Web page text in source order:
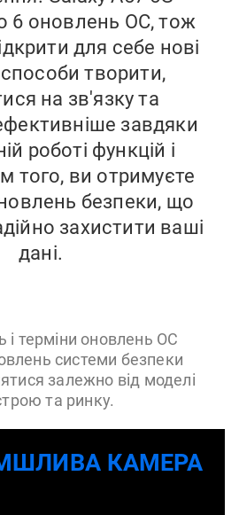
6 оновлень ОС, тож
для себе нові
способи творити,
на зв'язку та
завдяки
роботі функцій і
того, ви отримуєте
безпеки, що
захистити ваші
дані.
і терміни оновлень ОС
системи безпеки
залежно від моделі
та ринку.
КАМЕРА